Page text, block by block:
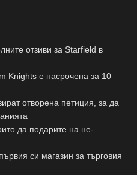
отзиви за Starfield в
Knights е насрочена за 10
отворена петиция, за да
да подарите на не-
си магазин за търговия